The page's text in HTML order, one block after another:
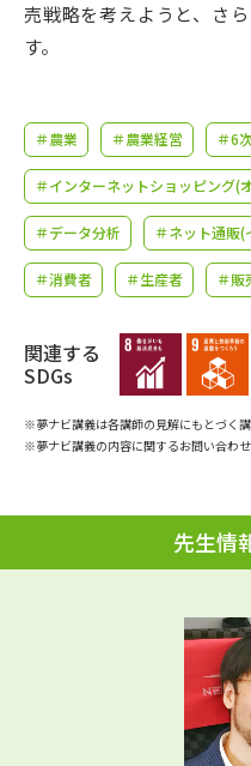
大学で学びたい学問発見
学問のミニ講義「夢ナビ講義」
学問の教科書
ユー
Ｑ＆Ａ よくあるご質問
お支払いサイト
売戦略を考えようと、さ
す。
＃農業 ＃農業経営 ＃6
＃インターネットショッピング(
＃データ分析 ＃ネット通販
＃消費者 ＃生産者 ＃販
関連する
SDGs
※夢ナビ講義は各講師の見解にもとづく
※夢ナビ講義の内容に関するお問い合わせ
先生情